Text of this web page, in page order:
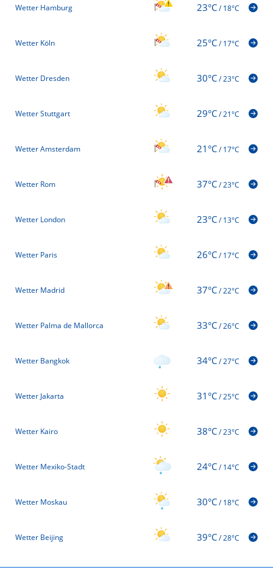
Wetter Hamburg 23°C/18°C
Wetter Köln 25°C/17°C
Wetter Dresden 30°C/23°C
Wetter Stuttgart 29°C/21°C
Wetter Amsterdam 21°C/17°C
Wetter Rom 37°C/23°C
Wetter London 23°C/13°C
Wetter Paris 26°C/17°C
Wetter Madrid 37°C/22°C
Wetter Palma de Mallorca 33°C/26°C
Wetter Bangkok 34°C/27°C
Wetter Jakarta 31°C/25°C
Wetter Kairo 38°C/23°C
Wetter Mexiko-Stadt 24°C/14°C
Wetter Moskau 30°C/18°C
Wetter Beijing 39°C/28°C